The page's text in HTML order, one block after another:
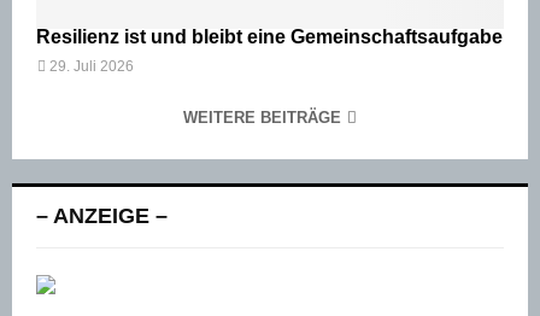
Resilienz ist und bleibt eine Gemeinschaftsaufgabe
29. Juli 2026
WEITERE BEITRÄGE
– ANZEIGE –